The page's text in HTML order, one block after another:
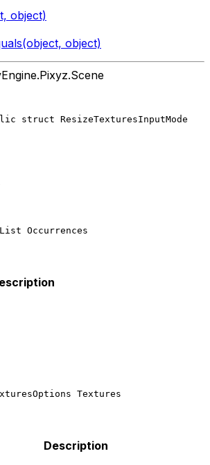
object)
object)
struct ResizeTexturesInputMode
Occurrences
Textures
Description